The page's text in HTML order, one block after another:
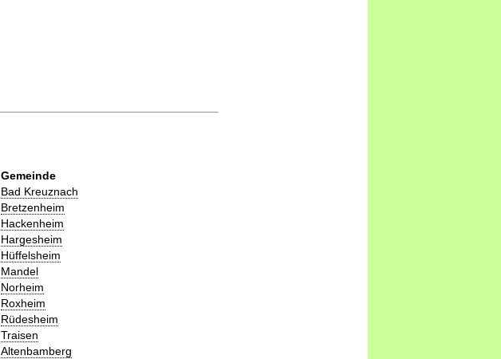
Gemeinde
Bad Kreuznach
Bretzenheim
Hackenheim
Hargesheim
Hüffelsheim
Mandel
Norheim
Roxheim
Rüdesheim
Traisen
Altenbamberg